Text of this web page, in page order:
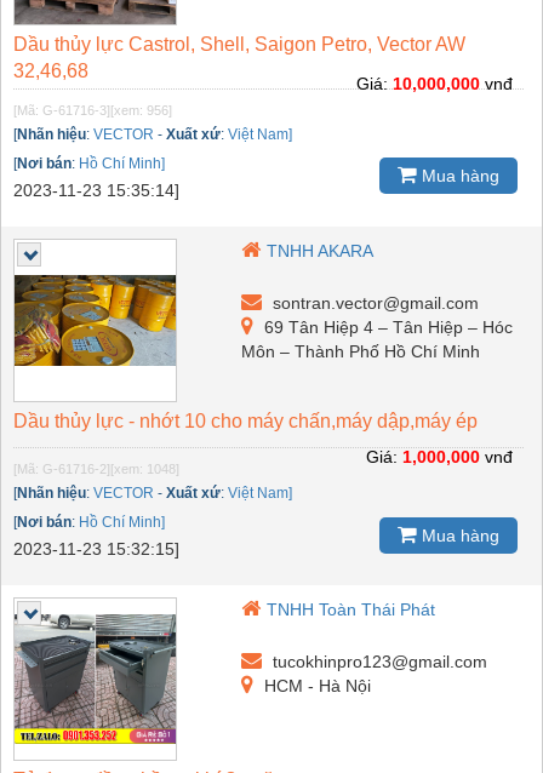
Dầu thủy lực Castrol, Shell, Saigon Petro, Vector AW
32,46,68
[Mã: G-61716-3] [xem: 956]
[Nhãn hiệu: VECTOR - Xuất xứ: Việt Nam]
[Nơi bán: Hồ Chí Minh]
2023-11-23 15:35:14]
Giá:10,000,000vnđ
Mua hàng
TNHH AKARA
sontran.vector@gmail.com
69 Tân Hiệp 4 – Tân Hiệp – Hóc
Môn – Thành Phố Hồ Chí Minh
Dầu thủy lực - nhớt 10 cho máy chấn,máy dập,máy ép
[Mã: G-61716-2] [xem: 1048]
[Nhãn hiệu: VECTOR - Xuất xứ: Việt Nam]
[Nơi bán: Hồ Chí Minh]
2023-11-23 15:32:15]
Giá: 1,000,000 vnđ
Mua hàng
TNHH Toàn Thái Phát
tucokhinpro123@gmail.com
HCM - Hà Nội